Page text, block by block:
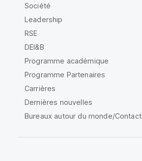
Société
Leadership
RSE
DEI&B
Programme académique
Programme Partenaires
Carrières
Dernières nouvelles
Bureaux autour du monde/Contact